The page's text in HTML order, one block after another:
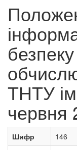
ТНТУ
червня
Шифр
146